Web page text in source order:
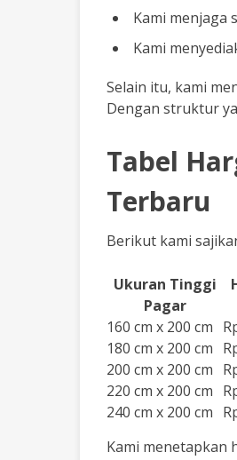
Kami menjaga
Kami
Selain itu, kami
Dengan struktur
Tabel
Terbaru
Berikut kami
Ukuran Tinggi
Pagar
160 cm x 200 cm
180 cm x 200 cm
200 cm x 200 cm
220 cm x 200 cm
240 cm x 200 cm
Kami menetapkan